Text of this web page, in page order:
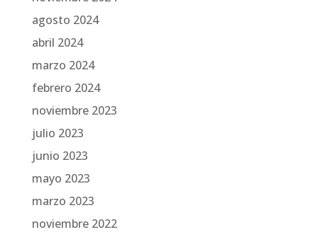
agosto 2024
abril 2024
marzo 2024
febrero 2024
noviembre 2023
julio 2023
junio 2023
mayo 2023
marzo 2023
noviembre 2022